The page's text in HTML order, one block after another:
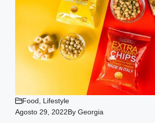
Food
Lifestyle
Agosto 29, 2022ByGeorgia